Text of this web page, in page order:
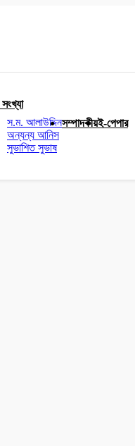
স.ম. আলাউদ্দিন
অন্যন্য আনিস
সুভাশিত সুভাষ
সম্পাদকীয়ই-পেপার